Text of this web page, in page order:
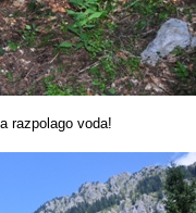
razpolago voda!